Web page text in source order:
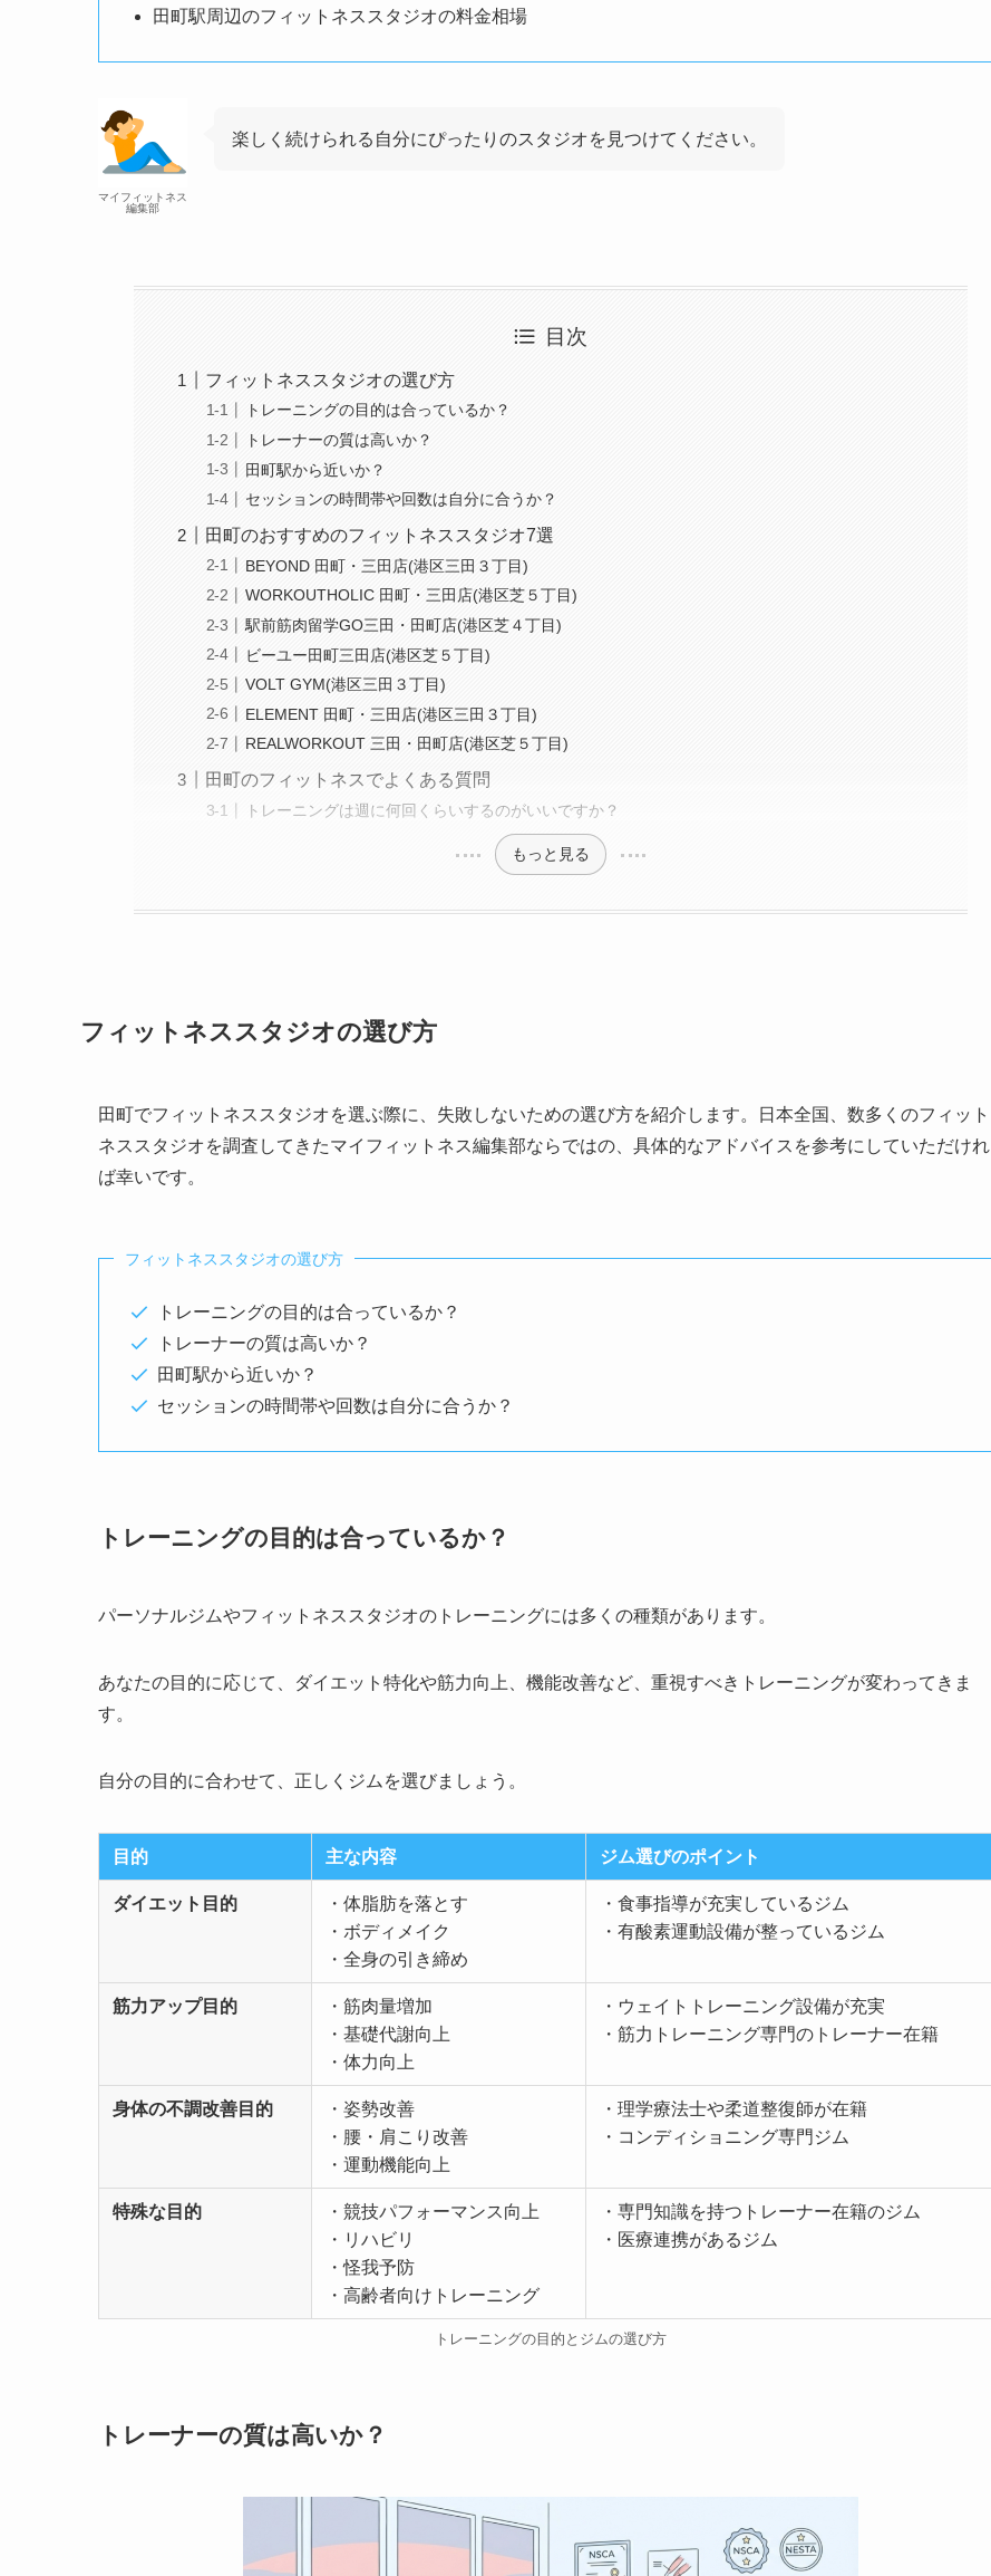
田町駅周辺のフィットネススタジオの料金相場
マイフィットネス
編集部
楽しく続けられる自分にぴったりのスタジオを見つけてください。
目次
フィットネススタジオの選び方
トレーニングの目的は合っているか？
トレーナーの質は高いか？
田町駅から近いか？
セッションの時間帯や回数は自分に合うか？
田町のおすすめのフィットネススタジオ7選
BEYOND 田町・三田店(港区三田３丁目)
WORKOUTHOLIC 田町・三田店(港区芝５丁目)
駅前筋肉留学GO三田・田町店(港区芝４丁目)
ビーユー田町三田店(港区芝５丁目)
VOLT GYM(港区三田３丁目)
ELEMENT 田町・三田店(港区三田３丁目)
REALWORKOUT 三田・田町店(港区芝５丁目)
田町のフィットネスでよくある質問
トレーニングは週に何回くらいするのがいいですか？
もっと見る
フィットネススタジオの選び方
田町でフィットネススタジオを選ぶ際に、失敗しないための選び方を紹介します。日本全国、数多くのフィット
ネススタジオを調査してきたマイフィットネス編集部ならではの、具体的なアドバイスを参考にしていただけれ
ば幸いです。
フィットネススタジオの選び方
トレーニングの目的は合っているか？
トレーナーの質は高いか？
田町駅から近いか？
セッションの時間帯や回数は自分に合うか？
トレーニングの目的は合っているか？
パーソナルジムやフィットネススタジオのトレーニングには多くの種類があります。
あなたの目的に応じて、ダイエット特化や筋力向上、機能改善など、重視すべきトレーニングが変わってきま
す。
自分の目的に合わせて、正しくジムを選びましょう。
目的 主な内容 ジム選びのポイント
ダイエット目的
・体脂肪を落とす
・ボディメイク
・全身の引き締め
・食事指導が充実しているジム
・有酸素運動設備が整っているジム
筋力アップ目的
・筋肉量増加
・基礎代謝向上
・体力向上
・ウェイトトレーニング設備が充実
・筋力トレーニング専門のトレーナー在籍
身体の不調改善目的
・姿勢改善
・腰・肩こり改善
・運動機能向上
・理学療法士や柔道整復師が在籍
・コンディショニング専門ジム
特殊な目的
・競技パフォーマンス向上
・リハビリ
・怪我予防
・高齢者向けトレーニング
・専門知識を持つトレーナー在籍のジム
・医療連携があるジム
トレーニングの目的とジムの選び方
トレーナーの質は高いか？